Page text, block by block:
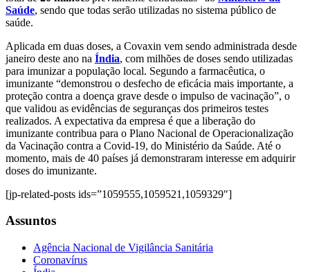
Saúde, sendo que todas serão utilizadas no sistema público de
saúde.
Aplicada em duas doses, a Covaxin vem sendo administrada desde
janeiro deste ano na Índia, com milhões de doses sendo utilizadas
para imunizar a população local. Segundo a farmacêutica, o
imunizante “demonstrou o desfecho de eficácia mais importante, a
proteção contra a doença grave desde o impulso de vacinação”, o
que validou as evidências de seguranças dos primeiros testes
realizados. A expectativa da empresa é que a liberação do
imunizante contribua para o Plano Nacional de Operacionalização
da Vacinação contra a Covid-19, do Ministério da Saúde. Até o
momento, mais de 40 países já demonstraram interesse em adquirir
doses do imunizante.
[jp-related-posts ids=”1059555,1059521,1059329″]
Assuntos
Agência Nacional de Vigilância Sanitária
Coronavírus